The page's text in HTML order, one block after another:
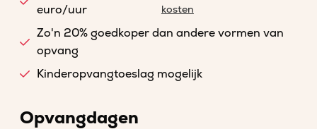
euro/uur
kosten
Zo'n 20% goedkoper dan andere vormen van
opvang
Kinderopvangtoeslag mogelijk
Opvangdagen